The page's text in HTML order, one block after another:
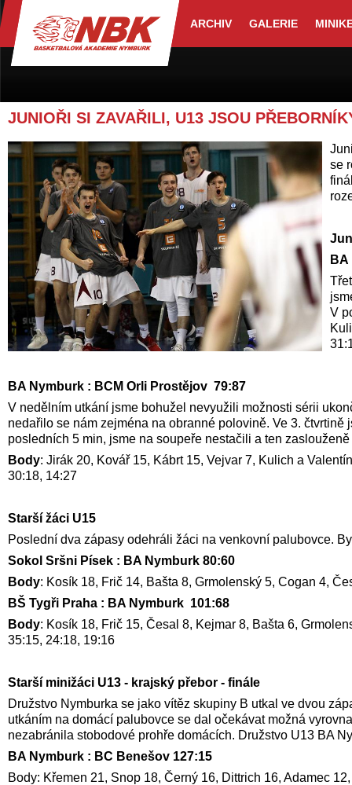
ARCHIV GALERIE
JUNIOŘI SI ZAVAŘILI, U13 JSOU
se
V
BA Nymburk : BCM Orli Prostějov 79:87
V nedělním utkání jsme bohužel nevyužili možnosti sérii
nedařilo se nám zejména na obranné polovině. Ve 3.
posledních 5 min, jsme na soupeře nestačili a ten
Body: Jirák 20, Kovář 15, Kábrt 15, Vejvar 7, Kulich a
30:18, 14:27
Starší žáci U15
Poslední dva zápasy odehráli žáci na venkovní palubovce.
Sokol Sršni Písek : BA Nymburk 80:60
Body: Kosík 18, Frič 14, Bašta 8, Grmolenský 5, Cogan 4,
BŠ Tygři Praha : BA Nymburk 101:68
Body: Kosík 18, Frič 15, Česal 8, Kejmar 8, Bašta 6,
35:15, 24:18, 19:16
Starší minižáci U13 - krajský přebor - finále
Družstvo Nymburka se jako vítěz skupiny B utkal ve dvou
utkáním na domácí palubovce se dal očekávat možná
nezabránila stobodové prohře domácích. Družstvo U13 BA
BA Nymburk : BC Benešov 127:15
Body: Křemen 21, Snop 18, Černý 16, Dittrich 16, Adamec